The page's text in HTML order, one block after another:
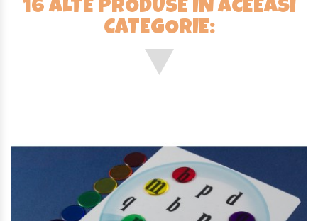
16 ALTE PRODUSE IN ACEEASI
CATEGORIE: